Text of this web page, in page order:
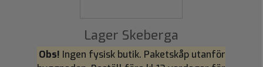
Lager Skeberga
Obs! Ingen fysisk butik. Paketskåp utanför